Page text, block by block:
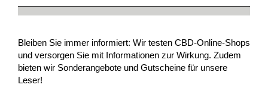
Bleiben Sie immer informiert: Wir testen CBD-Online-Shops
und versorgen Sie mit Informationen zur Wirkung. Zudem
bieten wir Sonderangebote und Gutscheine für unsere
Leser!